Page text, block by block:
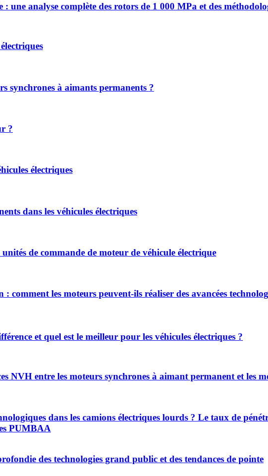
analyse complète des rotors de 1 000 MPa et des
synchrones à aimants permanents ?
?
électriques
dans les véhicules électriques
de commande de moteur de véhicule électrique
comment les moteurs peuvent-ils réaliser des avancées
et quel est le meilleur pour les véhicules électriques ?
NVH entre les moteurs synchrones à aimant permanent et les
dans les camions électriques lourds ? Le taux de
PUMBAA
des technologies grand public et des tendances de pointe